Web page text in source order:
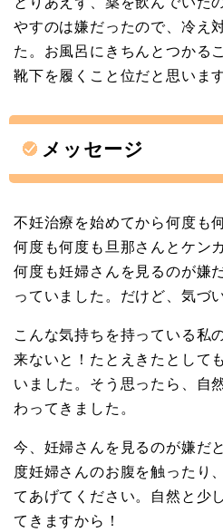
やすのは嫌だったので、冷え
た。お風呂にきちんとつかる
靴下を履くこと位だと思います
メッセージ
不妊治療を始めてから何度も
何度も何度も旦那さんとケン
何度も妊婦さんを見るのが嫌
っていました。だけど、気づ
こんな気持ちを持っている私
来ないと！たとえきたとして
いました。そう思ったら、自
わってきました。
今、妊婦さんを見るのが嫌だ
度妊婦さんのお腹を触ったり
てあげてください。自然と少
てきますから！